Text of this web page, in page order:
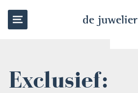
de juwelier
Exclusief:
TERUG NAAR OVERZICHT